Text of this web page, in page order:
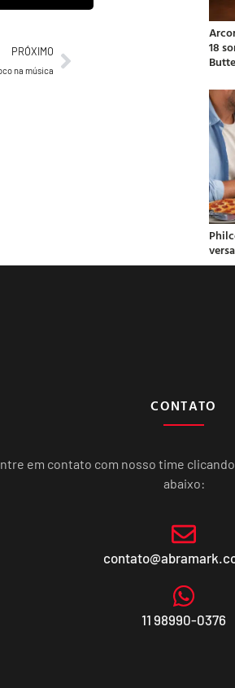
PRÓXIMO
na música
18
CONTATO
em contato com nosso time
abaixo:
11 98990-0376